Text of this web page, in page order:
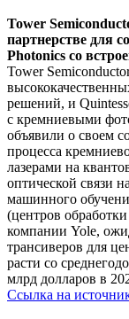
Tower
партнерстве для
Photonics со
Tower
решений, и
с кремниевыми
объявили о своем
процесса
лазерами на
оптической связи
машинного
(центров
компании Yole,
трансиверов для
расти со
млрд долларов в
Ссылка на